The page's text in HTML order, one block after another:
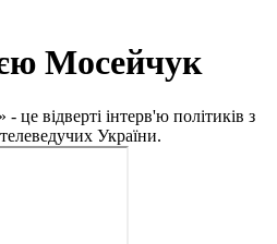
Мосейчук
це відверті інтерв'ю політиків з
України.